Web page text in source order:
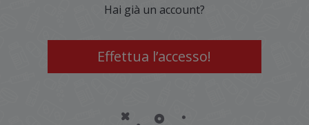
Hai già un account?